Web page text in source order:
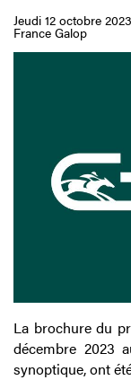
Jeudi 12 octobre
France Galop
La brochure du
décembre 2023
synoptique, ont